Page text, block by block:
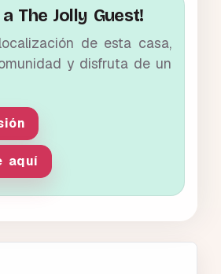
a The Jolly Guest!
de esta casa,
y disfruta de un
aquí